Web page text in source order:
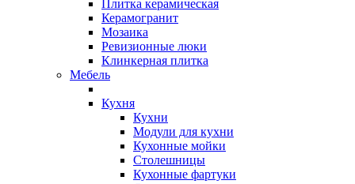
Плитка керамическая
Керамогранит
Мозаика
Ревизионные люки
Клинкерная плитка
Мебель
Кухня
Кухни
Модули для кухни
Кухонные мойки
Столешницы
Кухонные фартуки